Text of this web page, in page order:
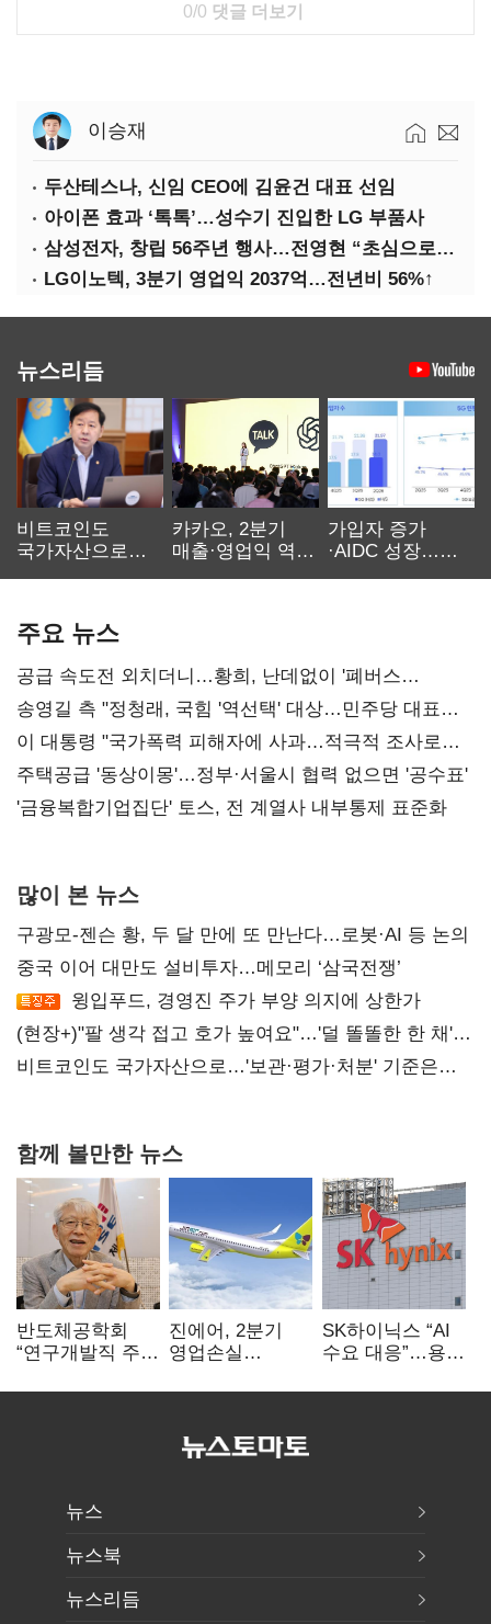
0/0 댓글 더보기
이승재
두산테스나, 신임 CEO에 김윤건 대표 선임
아이폰 효과 ‘톡톡’…성수기 진입한 LG 부품사
삼성전자, 창립 56주년 행사…전영현 “초심으로 경쟁력 회복해야”
LG이노텍, 3분기 영업익 2037억…전년비 56%↑
뉴스리듬
비트코인도
국가자산으로…'
카카오, 2분기
매출·영업익 역대
가입자 증가
·AIDC 성장…
주요 뉴스
공급 속도전 외치더니…황희, 난데없이 '폐버스
리모델링' 제안
송영길 측 "정청래, 국힘 '역선택' 대상…민주당 대표로
총선 지휘 못해"
이 대통령 "국가폭력 피해자에 사과…적극적 조사로
진실 밝혀야"
주택공급 '동상이몽'…정부·서울시 협력 없으면 '공수표'
'금융복합기업집단' 토스, 전 계열사 내부통제 표준화
많이 본 뉴스
구광모-젠슨 황, 두 달 만에 또 만난다…로봇·AI 등 논의
중국 이어 대만도 설비투자…메모리 ‘삼국전쟁’
윙입푸드, 경영진 주가 부양 의지에 상한가
(현장+)"팔 생각 접고 호가 높여요"…'덜 똘똘한 한 채'
20억 키맞추기
비트코인도 국가자산으로…'보관·평가·처분' 기준은
함께 볼만한 뉴스
반도체공학회
“연구개발직 주
개선해야”
진에어, 2분기
영업손실
상승 여파
SK하이닉스 “AI
수요 대응”…용인
투자
뉴스
뉴스북
뉴스리듬